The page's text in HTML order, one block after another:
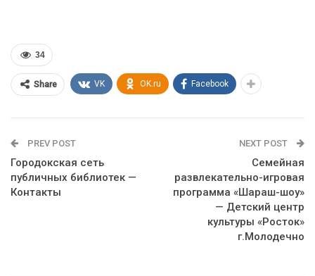
34
Share VK OK.ru Facebook
PREV POST
Городокская сеть
публичных библиотек —
Контакты
NEXT POST
Семейная
развлекательно-игровая
программа «Шараш-шоу»
— Детский центр
культуры «Росток»
г.Молодечно